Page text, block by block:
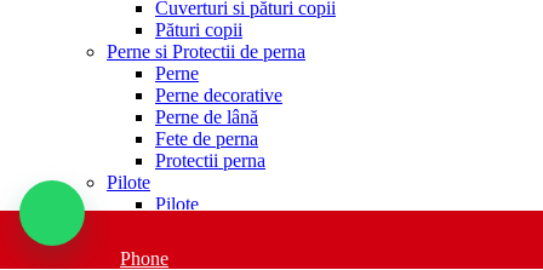
Cuverturi si pături copii
Pături copii
Perne si Protectii de perna
Perne
Perne decorative
Perne de lână
Fete de perna
Protectii perna
Pilote
Pilote
Phone